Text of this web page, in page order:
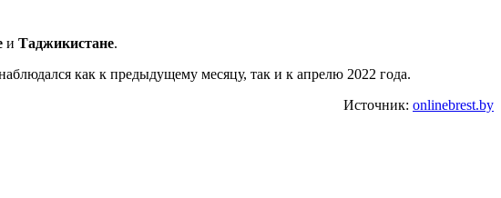
и Таджикистане.
как к предыдущему месяцу, так и к апрелю 2022 года.
Источник: onlinebrest.by